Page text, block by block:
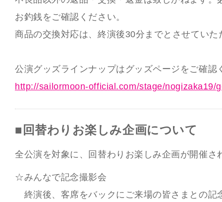
お釣銭をご確認ください。
商品の交換対応は、終演後30分までとさせてい
公演グッズラインナップはグッズページをご確認
http://sailormoon-official.com/stage/nogizaka19/
■回替わりお楽しみ企画について
全公演を対象に、回替わりお楽しみ企画が開催さ
☆みんなで記念撮影会
終演後、客席をバックにご来場の皆さまとの記